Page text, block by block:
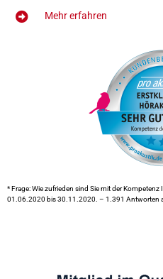
Mehr erfahren
* Frage: Wie zufrieden sind Sie mit der
01.06.2020 bis 30.11.2020. – 1.391 Antworten